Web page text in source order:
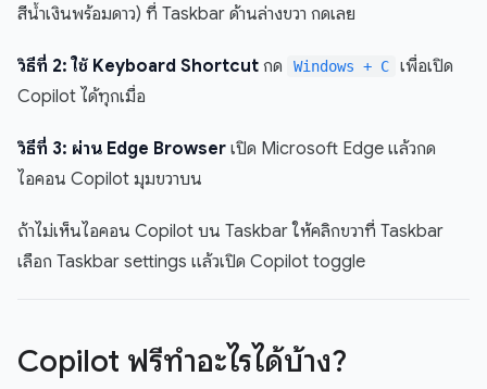
สีน้ำเงินพร้อมดาว) ที่ Taskbar ด้านล่างขวา กดเลย
วิธีที่ 2: ใช้ Keyboard Shortcut กด Windows + C
เพื่อเปิด
Copilot ได้ทุกเมื่อ
วิธีที่ 3: ผ่าน Edge Browser เปิด Microsoft Edge แล้วกด
ไอคอน Copilot มุมขวาบน
ถ้าไม่เห็นไอคอน Copilot บน Taskbar ให้คลิกขวาที่ Taskbar
เลือก Taskbar settings แล้วเปิด Copilot toggle
Copilot ฟรีทำอะไรได้บ้าง?